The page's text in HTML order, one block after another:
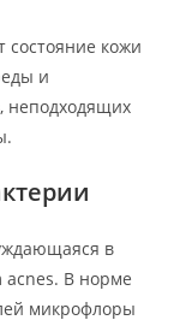
состояние кожи
и
неподходящих
в
acnes. В норме
микрофлоры